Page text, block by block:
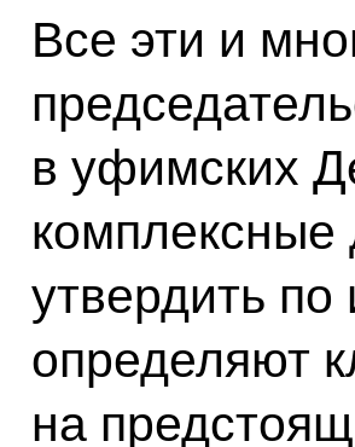
Все эти и
в уфимских
комплексные
утвердить
определяют
на